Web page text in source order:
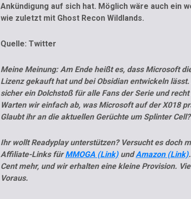
Ankündigung auf sich hat. Möglich wäre auch ein
wie zuletzt mit Ghost Recon Wildlands.
Quelle: Twitter
Meine Meinung: Am Ende heißt es, dass Microsoft
Lizenz gekauft hat und bei Obsidian entwickeln
sicher ein Dolchstoß für alle Fans der Serie und
Warten wir einfach ab, was Microsoft auf der X018
Glaubt ihr an die aktuellen Gerüchte um Splinter Cell?
Ihr wollt Readyplay unterstützen? Versucht es doch
Affiliate-Links fürMMOGA (Link)undAmazon (Link)
Cent mehr, und wir erhalten eine kleine Provision.
Voraus.